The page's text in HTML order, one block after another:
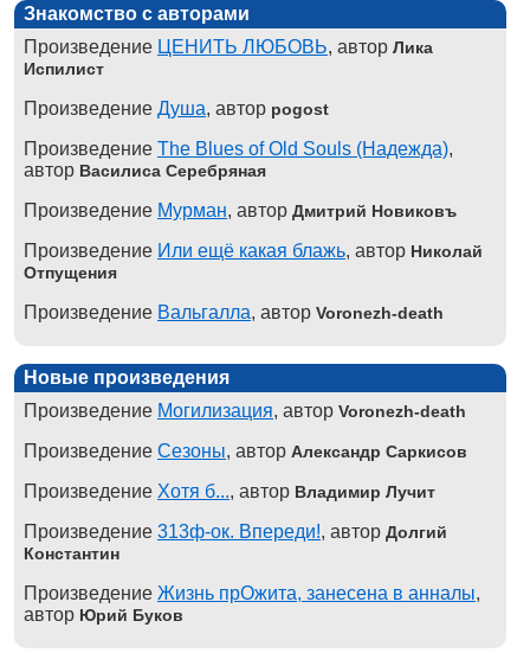
Знакомство с авторами
Произведение ЦЕНИТЬ ЛЮБОВЬ, автор Лика
Испилист
Произведение Душа, автор pogost
Произведение The Blues of Old Souls (Надежда),
автор Василиса Серебряная
Произведение Мурман, автор Дмитрий Новиковъ
Произведение Или ещё какая блажь, автор Николай
Отпущения
Произведение Вальгалла, автор Voronezh-death
Новые произведения
Произведение Могилизация, автор Voronezh-death
Произведение Сезоны, автор Александр Саркисов
Произведение Хотя б..., автор Владимир Лучит
Произведение 313ф-ок. Впереди!, автор Долгий
Константин
Произведение Жизнь прОжита, занесена в анналы,
автор Юрий Буков